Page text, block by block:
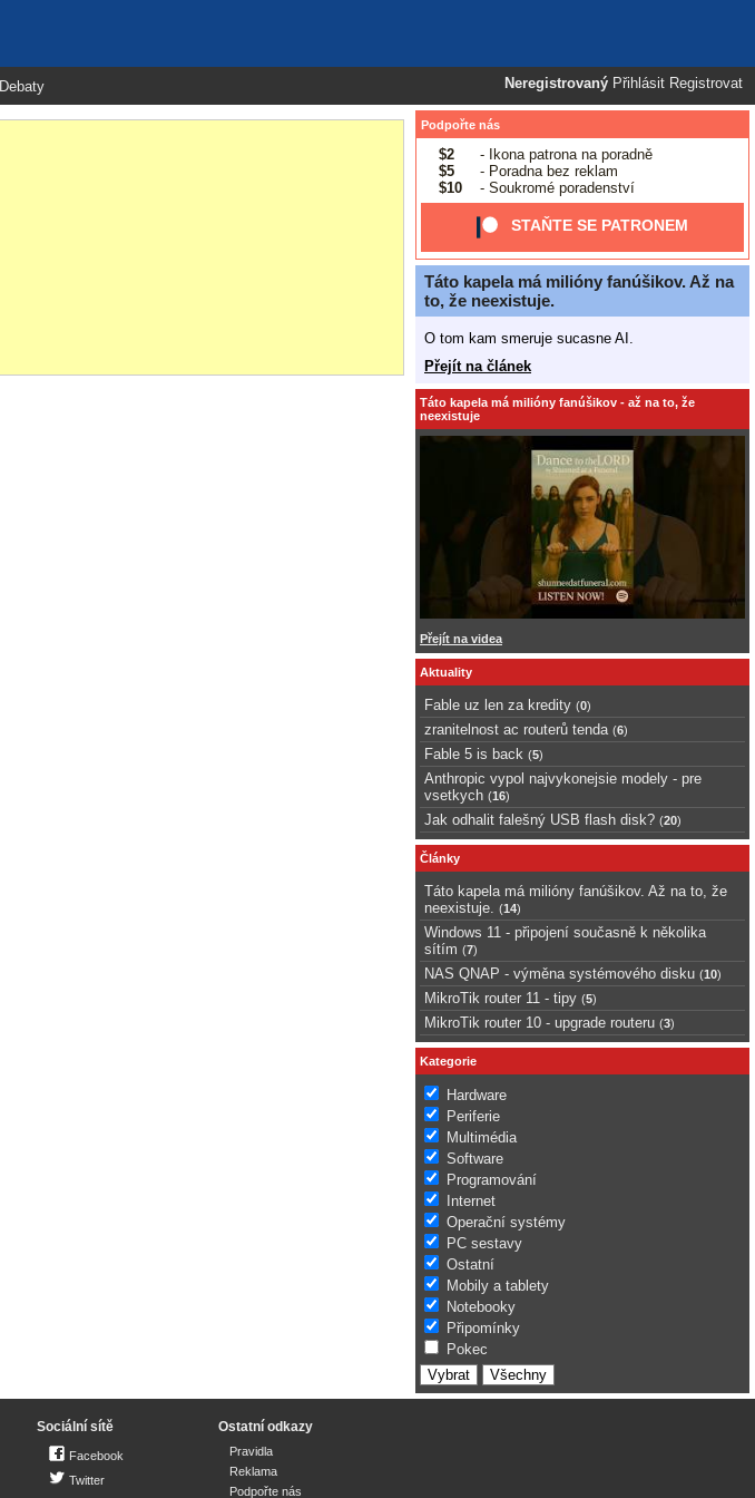
Neregistrovaný Přihlásit Registrovat
Debaty
Podpořte nás
$2
- Ikona patrona na poradně
$5
- Poradna bez reklam
$10
- Soukromé poradenství
STAŇTE SE PATRONEM
Táto kapela má milióny fanúšikov. Až na
to, že neexistuje.
O tom kam smeruje sucasne AI.
Přejít na článek
Táto kapela má milióny fanúšikov - až na to, že
neexistuje
Přejít na videa
Aktuality
Fable uz len za kredity (0)
zranitelnost ac routerů tenda (6)
Fable 5 is back (5)
Anthropic vypol najvykonejsie modely - pre
vsetkych (16)
Jak odhalit falešný USB flash disk? (20)
Články
Táto kapela má milióny fanúšikov. Až na to, že
neexistuje.
(14)
Windows 11 - připojení současně k několika
sítím (7)
NAS QNAP - výměna systémového disku (10)
MikroTik router 11 - tipy (5)
MikroTik router 10 - upgrade routeru (3)
Kategorie
Hardware
Periferie
Multimédia
Software
Programování
Internet
Operační systémy
PC sestavy
Ostatní
Mobily a tablety
Notebooky
Připomínky
Pokec
Sociální sítě
Facebook
Twitter
Ostatní odkazy
Pravidla
Reklama
Podpořte nás